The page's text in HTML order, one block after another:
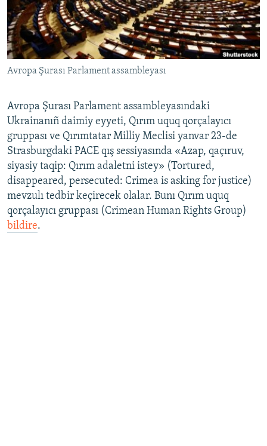
Русский
Українською
QOŞULIÑIZ!
RFE/RS bütün saytları
Avropa Şurası Parlament assambleyası
Avropa Şurası Parlament assambleyasındaki
Ukrainanıñ daimiy eyyeti, Qırım uquq qorçalayıcı
gruppası ve Qırımtatar Milliy Meclisi yanvar 23-de
Strasburgdaki PACE qış sessiyasında «Azap, qaçıruv,
siyasiy taqip: Qırım adaletni istey» (Tortured,
disappeared, persecuted: Crimea is asking for justice)
mevzulı tedbir keçirecek olalar. Bunı Qırım uquq
qorçalayıcı gruppası (Crimean Human Rights Group)
bildire.